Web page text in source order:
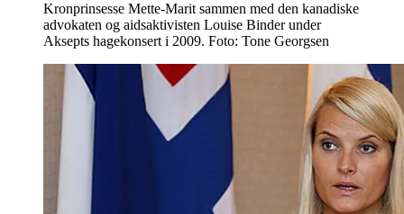
Kronprinsesse Mette-Marit sammen med den kanadiske
advokaten og aidsaktivisten Louise Binder under
Aksepts hagekonsert i 2009. Foto: Tone Georgsen